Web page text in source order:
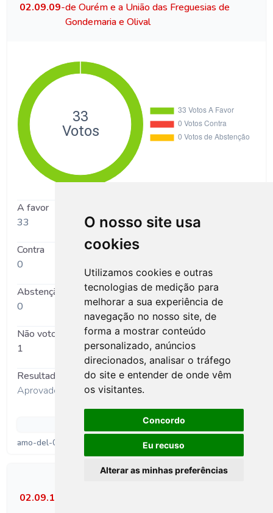
O nosso site usa
cookies
Utilizamos cookies e outras
tecnologias de medição para
melhorar a sua experiência de
navegação no nosso site, de
forma a mostrar conteúdo
personalizado, anúncios
direcionados, analisar o tráfego
do site e entender de onde vêm
os visitantes.
Concordo
Eu recuso
Alterar as minhas preferências
02.09.09-de Ourém e a União das Freguesias de
Gondemaria e Olival
A favor
33
Contra
0
Abstenção
0
Não votou
1
Resultado
Aprovado por unanimidade
Documentos
amo-del-020909
02.09.10